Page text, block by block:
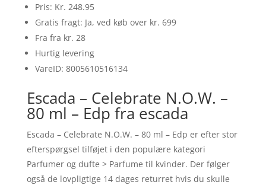
Pris: Kr. 248.95
Gratis fragt: Ja, ved køb over kr. 699
Fra fra kr. 28
Hurtig levering
VareID: 8005610516134
Escada – Celebrate N.O.W. –
80 ml – Edp fra escada
Escada – Celebrate N.O.W. – 80 ml – Edp er efter stor
efterspørgsel tilføjet i den populære kategori
Parfumer og dufte > Parfume til kvinder. Der følger
også de lovpligtige 14 dages returret hvis du skulle